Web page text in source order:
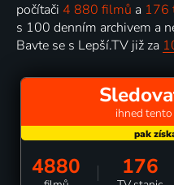
počítači 4 880 filmů a 176
s 100 denním archivem a
Bavte se s Lepší.TV již za
ihned
4880 176